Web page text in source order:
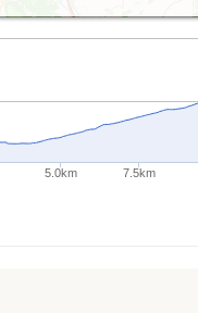
5.0km 7.5km